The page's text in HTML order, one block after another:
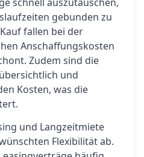
gebunden zu
fallen bei der
Anschaffungskosten
Zudem sind die
und
Kosten, was die
und Langzeitmiete
Flexibilität ab.